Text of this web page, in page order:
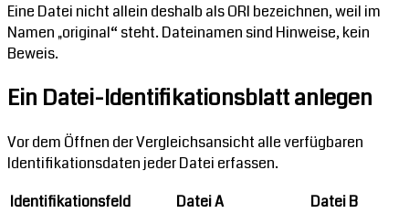
Eine Datei nicht allein deshalb als ORI bezeichnen, weil im
Namen „original“ steht. Dateinamen sind Hinweise, kein
Beweis.
Ein Datei-Identifikationsblatt anlegen
Vor dem Öffnen der Vergleichsansicht alle verfügbaren
Identifikationsdaten jeder Datei erfassen.
Identifikationsfeld
Datei A
Datei B